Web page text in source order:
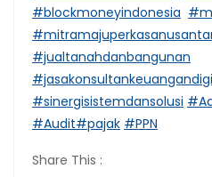
#blockmoneyindonesia
#jualtanahdanbangunan
#sinergisistemdansolusi
#Audit#pajak #PPN
Share This :